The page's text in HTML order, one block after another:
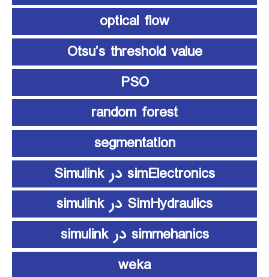
optical flow
Otsu’s threshold value
PSO
random forest
segmentation
simElectronics در Simulink
SimHydraulics در simulink
simmehanics در simulink
weka